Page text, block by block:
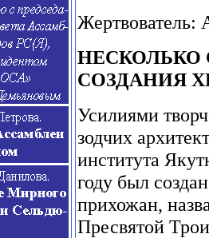
НЕСКОЛЬКО
СОЗДАНИЯ
Усилиями
зодчих
института
году был
прихожан,
Пресвятой